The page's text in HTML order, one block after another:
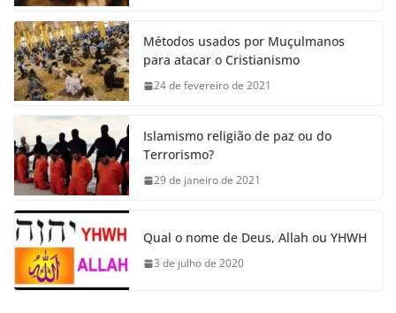
Métodos usados por Muçulmanos
para atacar o Cristianismo
24 de fevereiro de 2021
Islamismo religião de paz ou do
Terrorismo?
29 de janeiro de 2021
Qual o nome de Deus, Allah ou YHWH
3 de julho de 2020